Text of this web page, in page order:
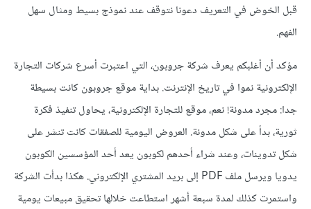
قبل الخوض في التعريف دعونا نتوقف عند نموذج بسيط ومثال سهل
الفهم.
مؤكد أن أغلبكم يعرف شركة جروبون، التي اعتبرت أسرع شركات التجارة
الإلكترونية نموا في تاريخ الإنترنت. بداية موقع جروبون كانت بسيطة
جدا: مجرد مدونة! نعم، موقع للتجارة الإلكترونية، يحاول تنفيذ فكرة
ثورية، بدأ على شكل مدونة. العروض اليومية للصفقات كانت تنشر على
شكل تدوينات، وعند شراء أحدهم لكوبون يعد أحد المؤسسين الكوبون
يدويا ويرسل ملف PDF إلى بريد المشتري الإلكتروني. هكذا بدأت الشركة
واستمرت كذلك لمدة سبعة أشهر استطاعت خلالها تحقيق مبيعات يومية